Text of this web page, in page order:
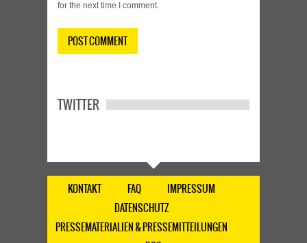
for the next time I comment.
TWITTER
KONTAKT FAQ
IMPRESSUM
DATENSCHUTZ
PRESSEMATERIALIEN & PRESSEMITTEILUNGEN